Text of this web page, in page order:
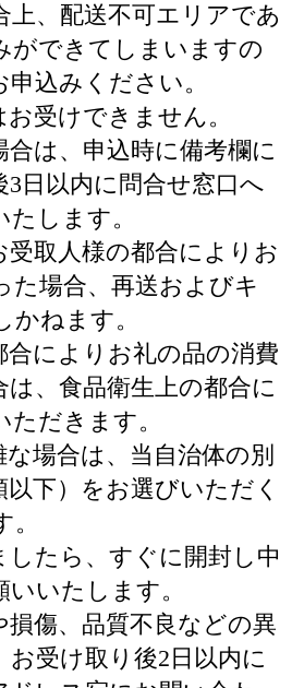
上、配送不可エリアであ
ができてしまいますの
込みください。
お受けできません。
合は、申込時に備考欄に
日以内に問合せ窓口へ
します。
受取人様の都合によりお
た場合、再送およびキ
かねます。
合によりお礼の品の消費
、食品衛生上の都合に
だきます。
な場合は、当自治体の別
下）をお選びいただく
したら、すぐに開封し中
いたします。
損傷、品質不良などの異
受け取り後2日以内に